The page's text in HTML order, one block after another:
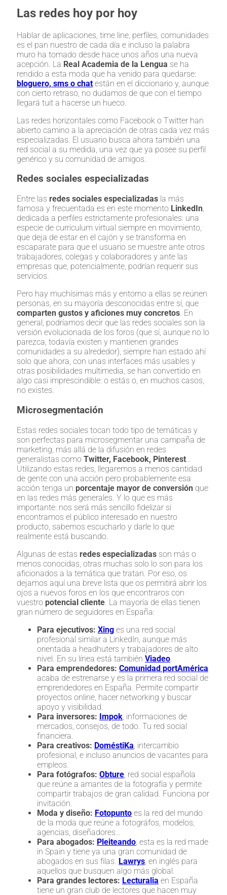
Las redes hoy por hoy
Hablar de aplicaciones, time line, perfiles, comunidades
es el pan nuestro de cada día e incluso la palabra
muro ha tomado desde hace unos años una nueva
acepción. La Real Academia de la Lengua se ha
rendido a esta moda que ha venido para quedarse:
bloguero, sms o chat están en el diccionario y, aunque
con cierto retraso, no dudamos de que con el tiempo
llegará tuit a hacerse un hueco.
Las redes horizontales como Facebook o Twitter han
abierto camino a la apreciación de otras cada vez más
especializadas. El usuario busca ahora también una
red social a su medida, una vez que ya posee su perfil
genérico y su comunidad de amigos.
Redes sociales especializadas
Entre las redes sociales especializadas la más
famosa y frecuentada es en este momento LinkedIn,
dedicada a perfiles estrictamente profesionales: una
especie de curriculum virtual siempre en movimiento,
que deja de estar en el cajón y se transforma en
escaparate para que el usuario se muestre ante otros
trabajadores, colegas y colaboradores y ante las
empresas que, potencialmente, podrían requerir sus
servicios.
Pero hay muchísimas más y entorno a ellas se reúnen
personas, en su mayoría desconocidas entre sí, que
comparten gustos y aficiones muy concretos. En
general, podríamos decir que las redes sociales son la
versión evolucionada de los foros (que sí, aunque no lo
parezca, todavía existen y mantienen grandes
comunidades a su alrededor), siempre han estado ahí
solo que ahora, con unas interfaces más usables y
otras posibilidades multimedia, se han convertido en
algo casi imprescindible: o estás o, en muchos casos,
no existes.
Microsegmentación
Estas redes sociales tocan todo tipo de temáticas y
son perfectas para microsegmentar una campaña de
marketing, más allá de la difusión en redes
generalistas como Twitter, Facebook, Pinterest
Utilizando estas redes, llegaremos a menos cantidad
de gente con una acción pero probablemente esa
acción tenga un porcentaje mayor de conversión que
en las redes más generales. Y lo que es más
importante: nos será más sencillo fidelizar si
encontramos el público interesado en nuestro
producto, sabemos escucharlo y darle lo que
realmente está buscando.
Algunas de estas redes especializadas son más o
menos conocidas, otras muchas solo lo son para los
aficionados a la temática que tratan. Por eso, os
dejamos aquí una breve lista que os permitirá abrir los
ojos a nuevos foros en los que encontraros con
vuestro potencial cliente . La mayoría de ellas tienen
gran número de seguidores en España:
Para ejecutivos: Xing es una red social
profesional similar a LinkedIn, aunque más
orientada a headhuters y trabajadores de alto
nivel. En su línea está también Viadeo
Para emprendedores: Comunidad portAmérica
acaba de estrenarse y es la primera red social de
emprendedores en España. Permite compartir
proyectos online, hacer networking y buscar
apoyo y visibilidad.
Para inversores: Impok , informaciones de
mercados, consejos, de todo. Tu red social
financiera.
Para creativos: DoméstiKa , intercambio
profesional, e incluso anuncios de vacantes para
empleos.
Para fotógrafos: Obture , red social española
que reúne a amantes de la fotografía y permite
compartir trabajos de gran calidad. Funciona por
invitación.
Moda y diseño: Fotopunto es la red del mundo
de la moda que reúne a fotográfos, modelos,
agencias, diseñadores…
Para abogados: Pleiteando , esta es la red made
in Spain y tiene ya una gran comunidad de
abogados en sus filas. Lawrys , en inglés para
aquellos que busquen algo más global.
Para grandes lectores: Lecturalia en España
tiene un gran club de lectores que hacen muy